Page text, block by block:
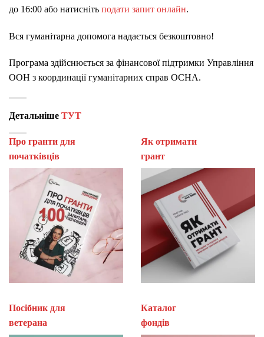
до 16:00 або натисніть подати запит онлайн.
Вся гуманітарна допомога надається безкоштовно!
Програма здійснюється за фінансової підтримки Управління
ООН з координації гуманітарних справ OCHA.
Детальніше ТУТ
Про гранти для
початківців
Як отримати
Посібник для
ветерана
Каталог